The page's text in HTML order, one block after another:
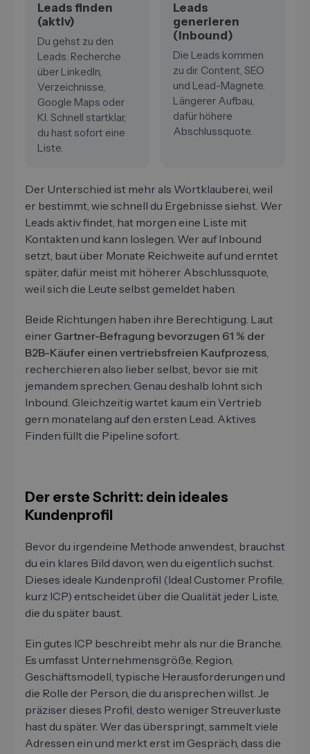
Leads finden
(aktiv)
Du gehst zu den
Leads. Recherche
über LinkedIn,
Verzeichnisse,
Google Maps oder
KI. Schnell startklar,
du hast sofort eine
Liste.
Leads
generieren
(Inbound)
Die Leads kommen
zu dir. Content, SEO
und Lead-Magnete.
Längerer Aufbau,
dafür höhere
Abschlussquote.
Der Unterschied ist mehr als Wortklauberei, weil
er bestimmt, wie schnell du Ergebnisse siehst. Wer
Leads aktiv findet, hat morgen eine Liste mit
Kontakten und kann loslegen. Wer auf Inbound
setzt, baut über Monate Reichweite auf und erntet
später, dafür meist mit höherer Abschlussquote,
weil sich die Leute selbst gemeldet haben.
Beide Richtungen haben ihre Berechtigung. Laut
einer Gartner-Befragung bevorzugen 61 % der
B2B-Käufer einen vertriebsfreien Kaufprozess,
recherchieren also lieber selbst, bevor sie mit
jemandem sprechen. Genau deshalb lohnt sich
Inbound. Gleichzeitig wartet kaum ein Vertrieb
gern monatelang auf den ersten Lead. Aktives
Finden füllt die Pipeline sofort.
Der erste Schritt: dein ideales
Kundenprofil
Bevor du irgendeine Methode anwendest, brauchst
du ein klares Bild davon, wen du eigentlich suchst.
Dieses ideale Kundenprofil (Ideal Customer Profile,
kurz ICP) entscheidet über die Qualität jeder Liste,
die du später baust.
Ein gutes ICP beschreibt mehr als nur die Branche.
Es umfasst Unternehmensgröße, Region,
Geschäftsmodell, typische Herausforderungen und
die Rolle der Person, die du ansprechen willst. Je
präziser dieses Profil, desto weniger Streuverluste
hast du später. Wer das überspringt, sammelt viele
Adressen ein und merkt erst im Gespräch, dass die